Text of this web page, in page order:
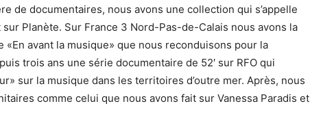
de documentaires, nous avons une collection qui s’appelle
Planète. Sur France 3 Nord-Pas-de-Calais nous avons la
avant la musique» que nous reconduisons pour la
trois ans une série documentaire de 52′ sur RFO qui
sur la musique dans les territoires d’outre mer. Après, nous
comme celui que nous avons fait sur Vanessa Paradis et